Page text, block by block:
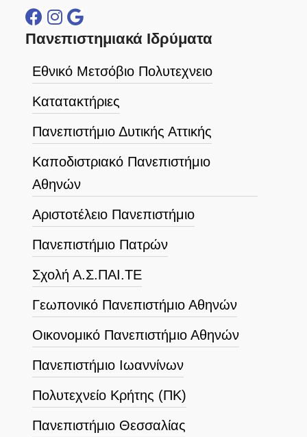
Πανεπιστημιακά Ιδρύματα
Εθνικό Μετσόβιο Πολυτεχνειο
Κατατακτήριες
Πανεπιστήμιο Δυτικής Αττικής
Καποδιστριακό Πανεπιστήμιο
Αθηνών
Αριστοτέλειο Πανεπιστήμιο
Πανεπιστήμιο Πατρών
Σχολή Α.Σ.ΠΑΙ.ΤΕ
Γεωπονικό Πανεπιστήμιο Αθηνών
Οικονομικό Πανεπιστήμιο Αθηνών
Πανεπιστήμιο Ιωαννίνων
Πολυτεχνείο Κρήτης (ΠΚ)
Πανεπιστήμιο Θεσσαλίας